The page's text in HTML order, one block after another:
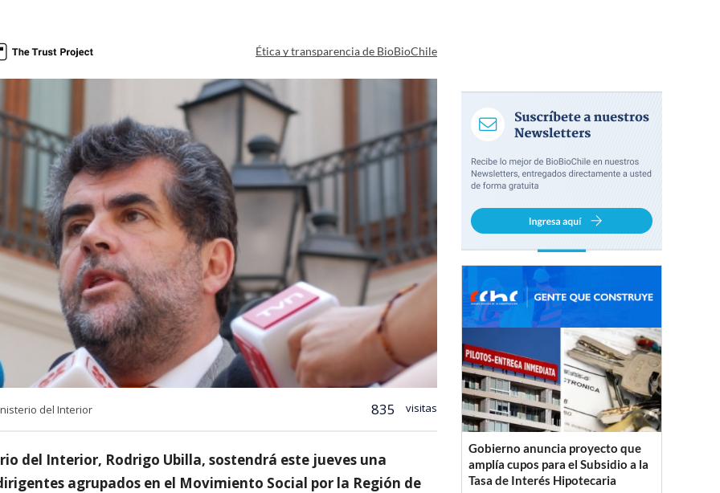
Ética y transparencia de BioBioChile
del Interior 835 visitas
del Interior, Rodrigo Ubilla, sostendrá este jueves una
agrupados en el Movimiento Social por la Región de
Gobierno anuncia proyecto que
amplía cupos para el Subsidio a la
Tasa de Interés Hipotecaria